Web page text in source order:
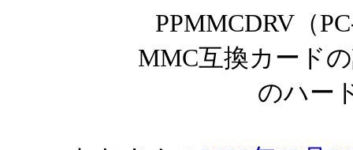
PPMMCDRV（
MMC互換カード
のハー